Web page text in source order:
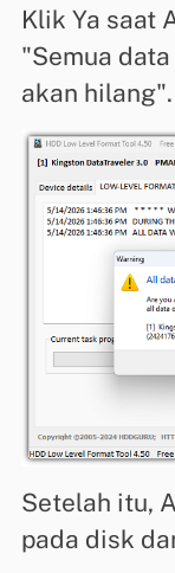
Klik Ya saat
"Semua
akan hilang".
Setelah itu,
pada disk